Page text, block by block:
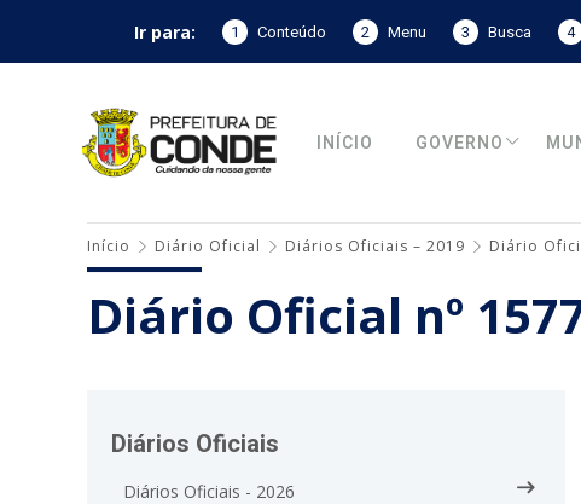
Ir para: 1 Conteúdo 2 Menu 3 Busca 4
INÍCIO GOVERNO
Início Diário Oficial Diários Oficiais – 2019 Diário
Diário Oficial nº
Diários Oficiais
Diários Oficiais - 2026